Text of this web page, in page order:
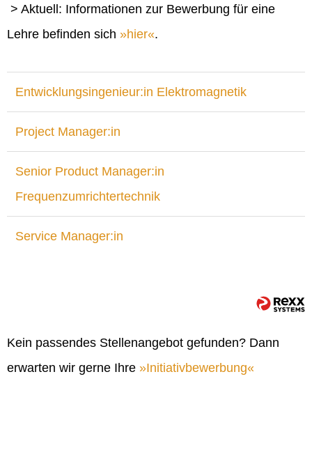
> Aktuell: Informationen zur Bewerbung für eine
Lehre befinden sich
hier .
Entwicklungsingenieur:in Elektromagnetik
Project Manager:in
Senior Product Manager:in
Frequenzumrichtertechnik
Service Manager:in
Kein passendes Stellenangebot gefunden? Dann
erwarten wir gerne Ihre
Initiativbewerbung